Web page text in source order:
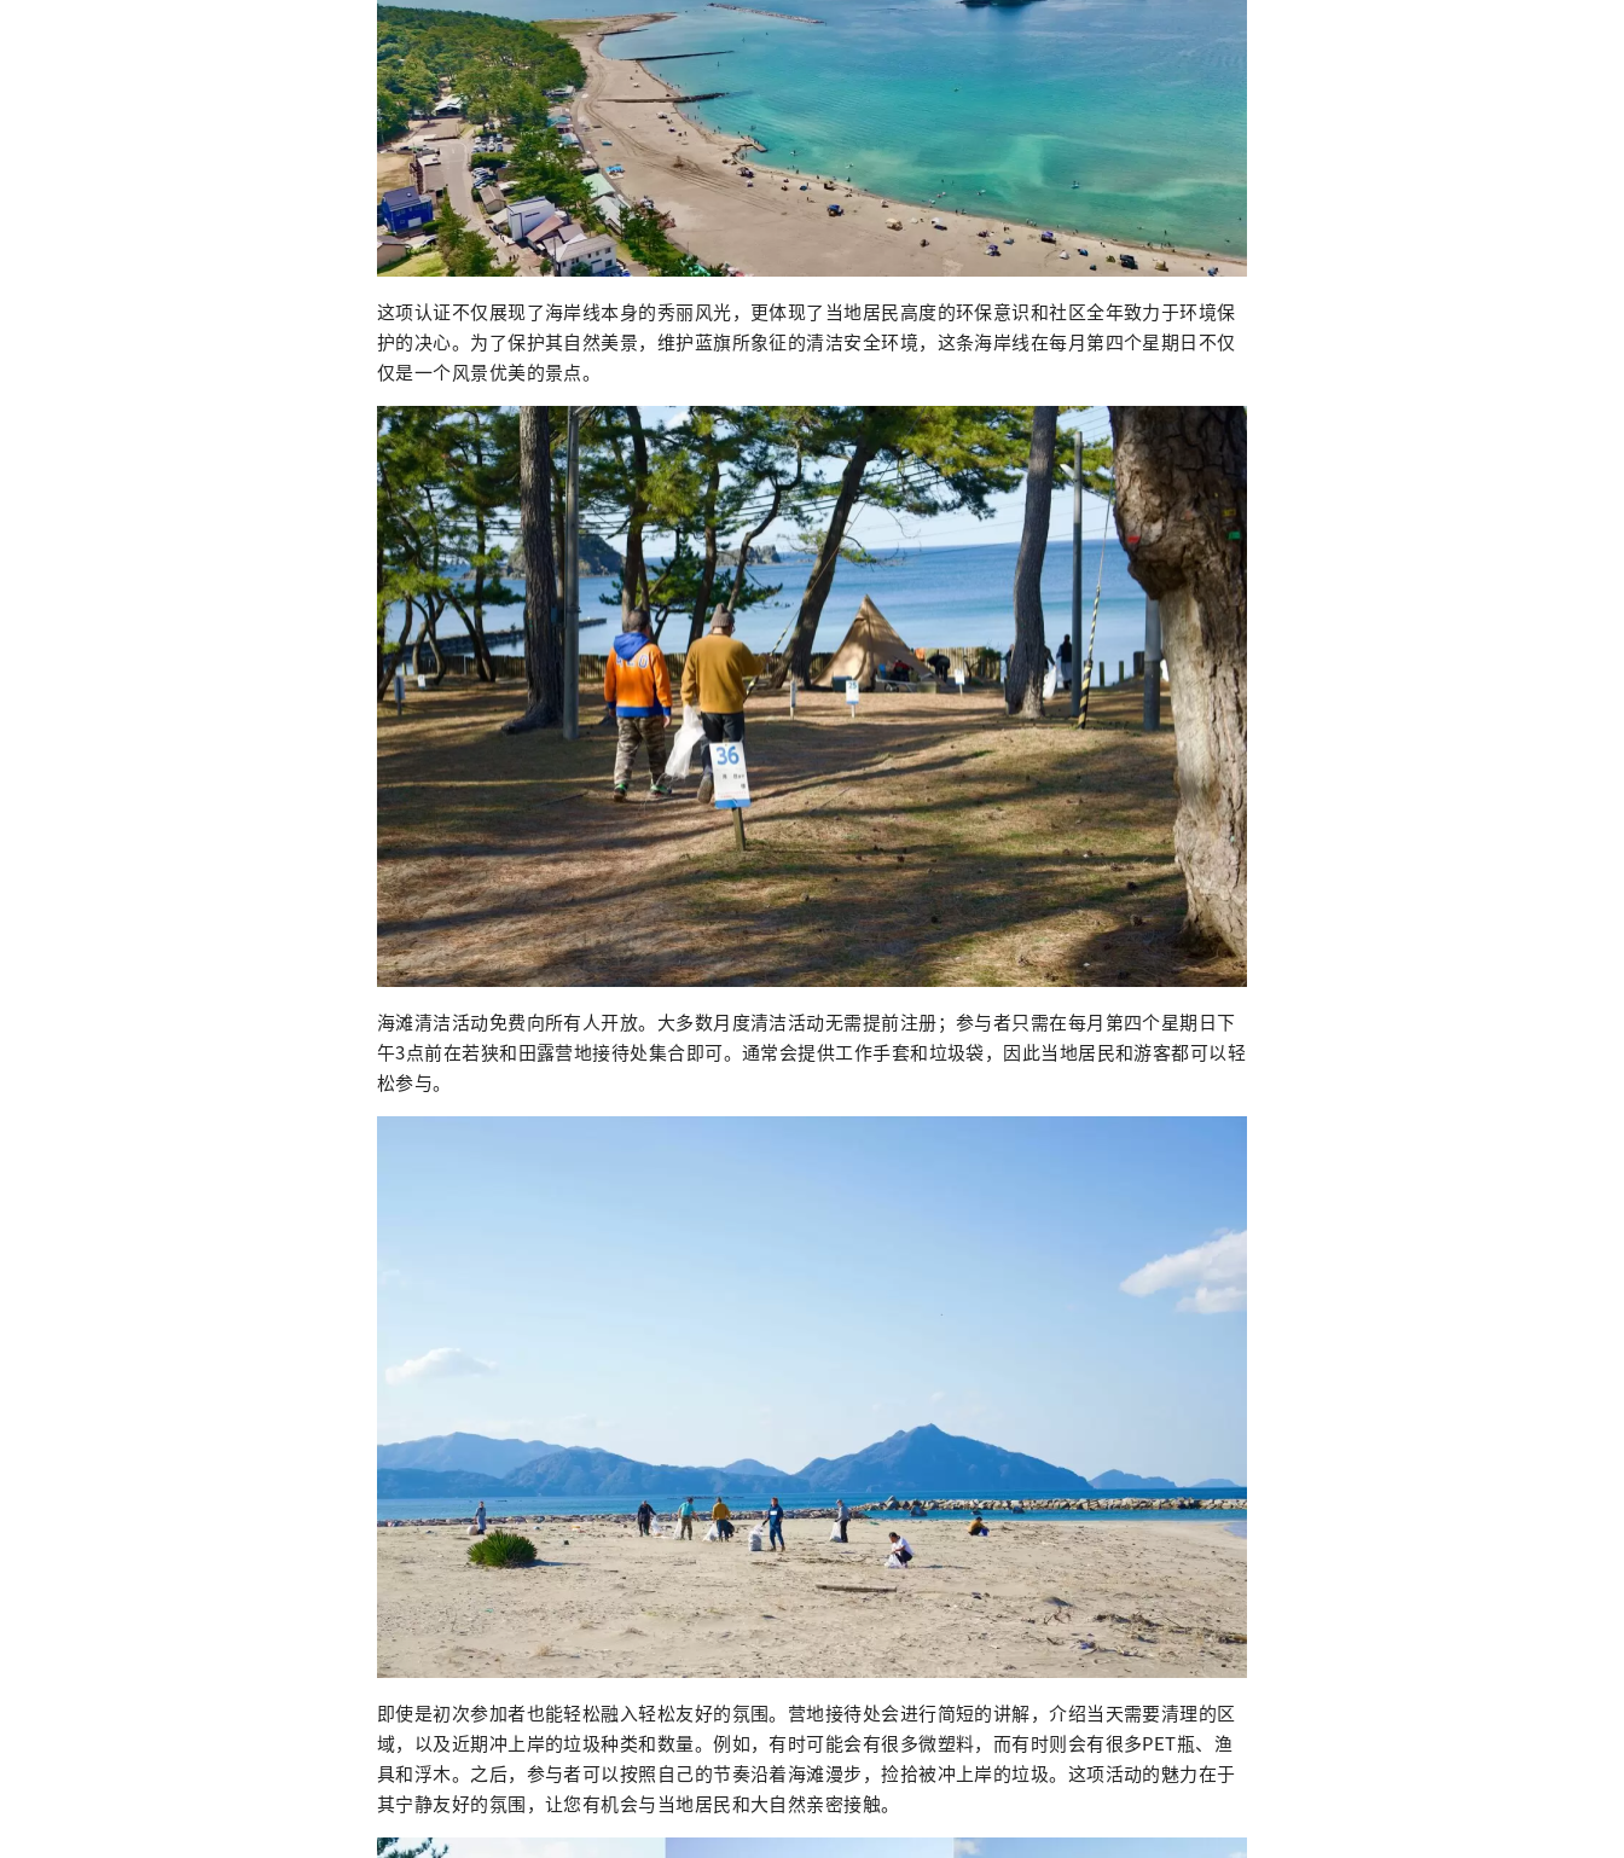
这项认证不仅展现了海岸线本身的秀丽风光，更体现了当地居民高度的环保意识和社区全年致力于环境保
护的决心。为了保护其自然美景，维护蓝旗所象征的清洁安全环境，这条海岸线在每月第四个星期日不仅
仅是一个风景优美的景点。
海滩清洁活动免费向所有人开放。大多数月度清洁活动无需提前注册；参与者只需在每月第四个星期日下
午3点前在若狭和田露营地接待处集合即可。通常会提供工作手套和垃圾袋，因此当地居民和游客都可以轻
松参与。
即使是初次参加者也能轻松融入轻松友好的氛围。营地接待处会进行简短的讲解，介绍当天需要清理的区
域，以及近期冲上岸的垃圾种类和数量。例如，有时可能会有很多微塑料，而有时则会有很多PET瓶、渔
具和浮木。之后，参与者可以按照自己的节奏沿着海滩漫步，捡拾被冲上岸的垃圾。这项活动的魅力在于
其宁静友好的氛围，让您有机会与当地居民和大自然亲密接触。